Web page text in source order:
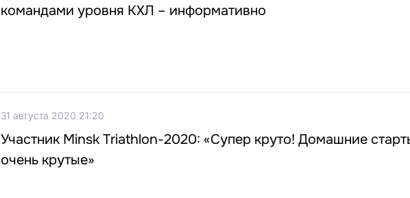
командами уровня КХЛ – информативно
31 августа 2020 21:20
Участник Minsk Triathlon-2020: «Супер круто! Домашние
очень крутые»